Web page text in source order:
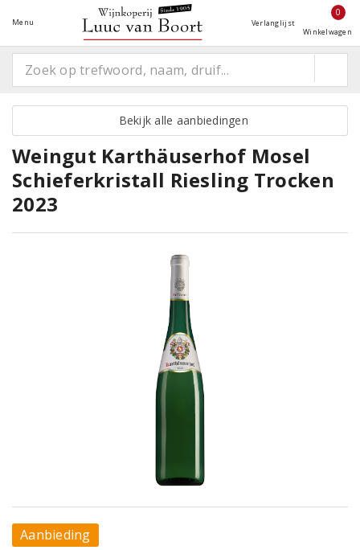
Menu Verlanglijst
0
Winkelwagen
Bekijk alle aanbiedingen
Weingut Karthäuserhof Mosel
Schieferkristall Riesling Trocken
2023
Aanbieding